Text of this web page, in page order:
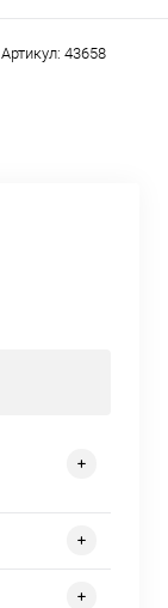
Артикул: 43658